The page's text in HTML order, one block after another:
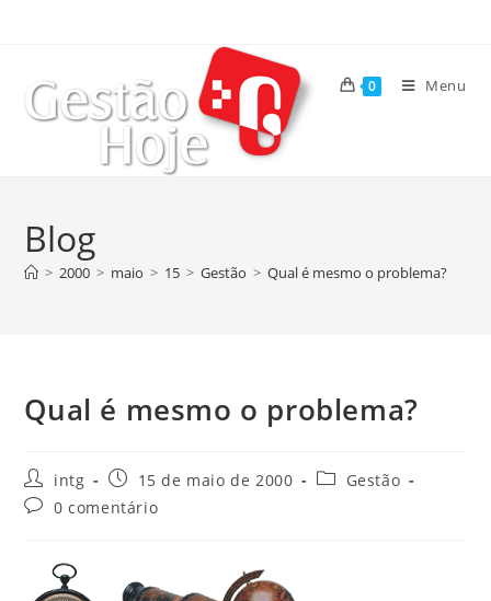
0 Menu
Blog
> 2000 > maio > 15 > Gestão > Qual é mesmo o problema?
Qual é mesmo o problema?
intg 15 de maio de 2000
Gestão
0 comentário